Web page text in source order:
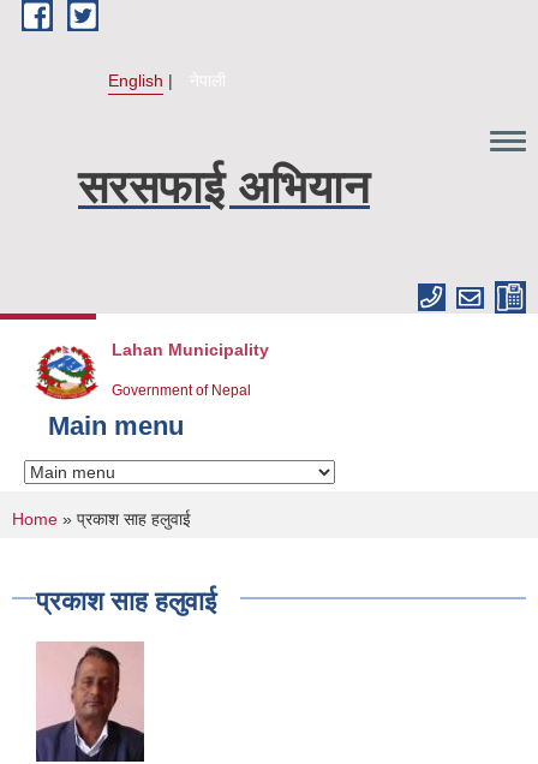
Skip to main content
English नेपाली
सरसफाई अभियान
Lahan Municipality
Government of Nepal
Main menu
You are here
Home » प्रकाश साह हलुवाई
प्रकाश साह हलुवाई